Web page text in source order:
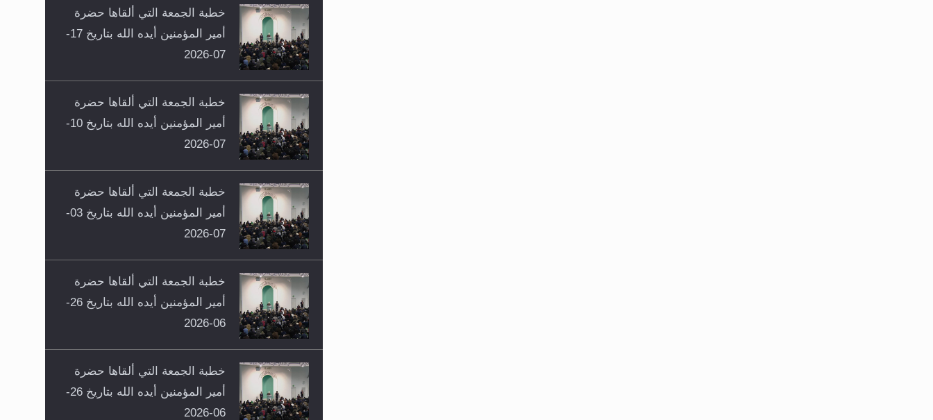
خطبة الجمعة التي ألقاها حضرة
أمير المؤمنين أيده الله بتاريخ 17-
07-2026
خطبة الجمعة التي ألقاها حضرة
أمير المؤمنين أيده الله بتاريخ 10-
07-2026
خطبة الجمعة التي ألقاها حضرة
أمير المؤمنين أيده الله بتاريخ 03-
07-2026
خطبة الجمعة التي ألقاها حضرة
أمير المؤمنين أيده الله بتاريخ 26-
06-2026
خطبة الجمعة التي ألقاها حضرة
أمير المؤمنين أيده الله بتاريخ 26-
06-2026